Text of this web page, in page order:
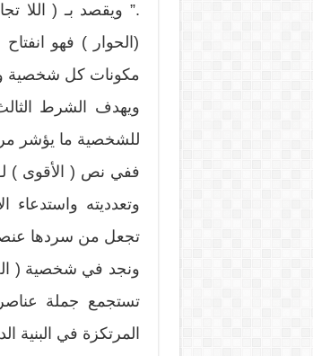
.” ويقصد بـ ( اللا
(الحوار ) فهو
مكونات كل شخصية
ويهدف الشرط
للشخصية ما يؤشر
وتعدديته
تجعل من سردها
تستجمع جملة عناصر
المرتكزة في البنية